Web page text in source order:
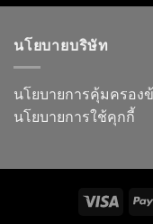
นโยบายบริษัท
นโยบายการคุ้มครอ
นโยบายการใช้คุกกี้
Visa